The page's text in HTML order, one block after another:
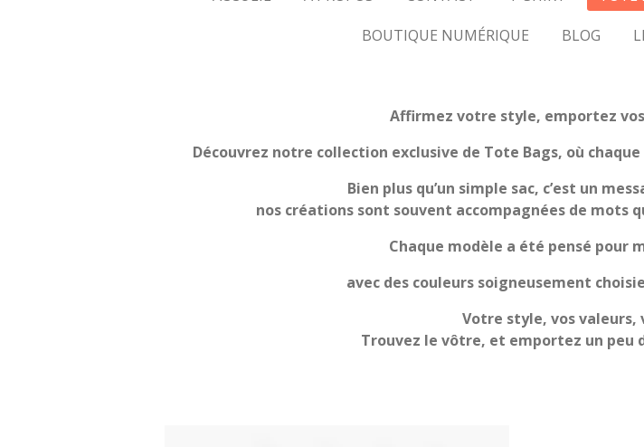
BOUTIQUE NUMÉRIQUE
BLOG
Affirmez votre style, emportez
Découvrez notre collection exclusive de Tote Bags, où
Bien plus qu’un simple sac, c’est un
nos créations sont souvent accompagnées de
Chaque modèle a été pensé pour
avec des couleurs soigneusement
Votre style, vos valeurs,
Trouvez le vôtre, et emportez un peu